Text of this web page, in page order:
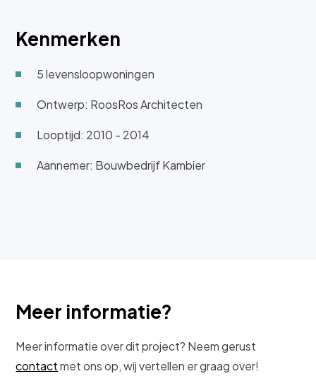
Kenmerken
5 levensloopwoningen
Ontwerp: RoosRos Architecten
Looptijd: 2010 - 2014
Aannemer: Bouwbedrijf Kambier
Meer informatie?
Meer informatie over dit project? Neem gerust
contactmet ons op, wij vertellen er graag over!